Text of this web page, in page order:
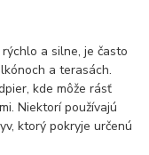
a silne, je často
a terasách.
kde môže rásť
Niektorí používajú
ktorý pokryje určenú